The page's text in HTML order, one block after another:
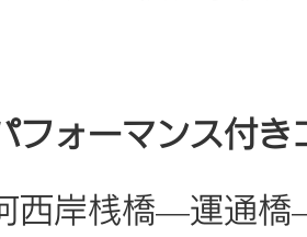
フォーマンス付
西岸桟橋—運通